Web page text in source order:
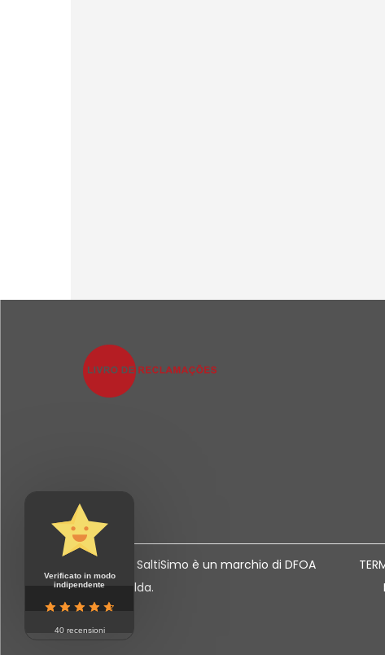
2020-2024 SaltiSimo è un marchio di DFOA
Consulting,lda.
Verificato in modo
indipendente
40 recensioni